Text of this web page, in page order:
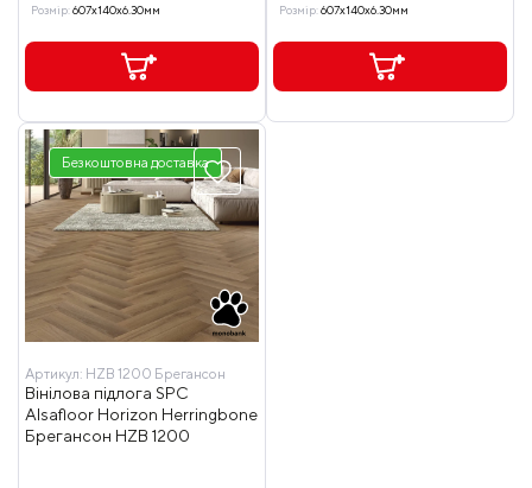
Розмір:607x140x6.30мм Розмір:607x140x6.30мм
Безкоштовна доставка
Артикул: HZB 1200 Брегансон
Вінілова підлога SPC
Alsafloor Horizon Herringbone
Брегансон HZB 1200